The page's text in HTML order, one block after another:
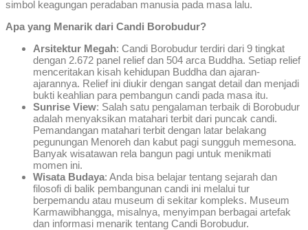
simbol keagungan peradaban manusia pada masa lalu.
Apa yang Menarik dari Candi Borobudur?
Arsitektur Megah: Candi Borobudur terdiri dari 9 tingkat
dengan 2.672 panel relief dan 504 arca Buddha. Setiap relief
menceritakan kisah kehidupan Buddha dan ajaran-
ajarannya. Relief ini diukir dengan sangat detail dan menjadi
bukti keahlian para pembangun candi pada masa itu.
Sunrise View: Salah satu pengalaman terbaik di Borobudur
adalah menyaksikan matahari terbit dari puncak candi.
Pemandangan matahari terbit dengan latar belakang
pegunungan Menoreh dan kabut pagi sungguh memesona.
Banyak wisatawan rela bangun pagi untuk menikmati
momen ini.
Wisata Budaya: Anda bisa belajar tentang sejarah dan
filosofi di balik pembangunan candi ini melalui tur
berpemandu atau museum di sekitar kompleks. Museum
Karmawibhangga, misalnya, menyimpan berbagai artefak
dan informasi menarik tentang Candi Borobudur.